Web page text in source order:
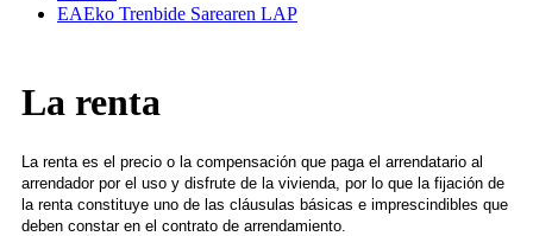
EAEko Trenbide Sarearen LAP
La renta
La renta es el precio o la compensación que paga el arrendatario al
arrendador por el uso y disfrute de la vivienda, por lo que la fijación de
la renta constituye uno de las cláusulas básicas e imprescindibles que
deben constar en el contrato de arrendamiento.